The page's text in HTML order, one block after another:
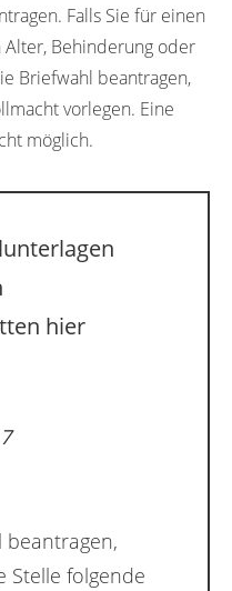
Falls Sie für einen
Alter, Behinderung oder
Briefwahl beantragen,
vorlegen. Eine
möglich.
hier
beantragen,
Stelle folgende